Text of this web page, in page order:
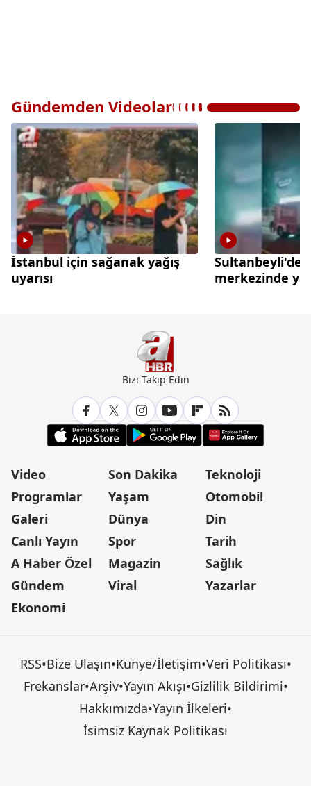
Gündemden Videolar
İstanbul için sağanak yağış
uyarısı
Sultanbeyli'de
merkezinde
Bizi Takip Edin
Video
Programlar
Galeri
Canlı Yayın
A Haber Özel
Gündem
Ekonomi
Son Dakika
Yaşam
Dünya
Spor
Magazin
Viral
Teknoloji
Otomobil
Din
Tarih
Sağlık
Yazarlar
RSS•Bize Ulaşın•Künye/İletişim•Veri Politikası•
Frekanslar•Arşiv•Yayın Akışı•Gizlilik Bildirimi•
Hakkımızda•Yayın İlkeleri•
İsimsiz Kaynak Politikası